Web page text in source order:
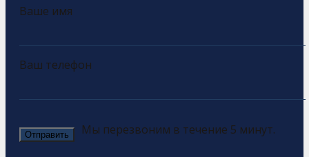
Ваше имя
Ваш телефон
Мы перезвоним в течение 5 минут.